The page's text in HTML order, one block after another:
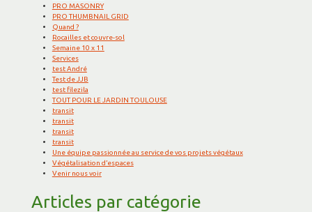
PRO MASONRY
PRO THUMBNAIL GRID
Quand ?
Rocailles et couvre-sol
Semaine 10 x 11
Services
test André
Test de JJB
test filezila
TOUT POUR LE JARDIN TOULOUSE
transit
transit
transit
transit
Une équipe passionnée au service de vos projets végétaux
Végétalisation d’espaces
Venir nous voir
Articles par catégorie